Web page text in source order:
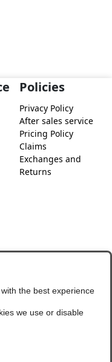
Policies
Privacy Policy
After sales service
Pricing Policy
Claims
Exchanges and
Returns
the best experience
we use or disable